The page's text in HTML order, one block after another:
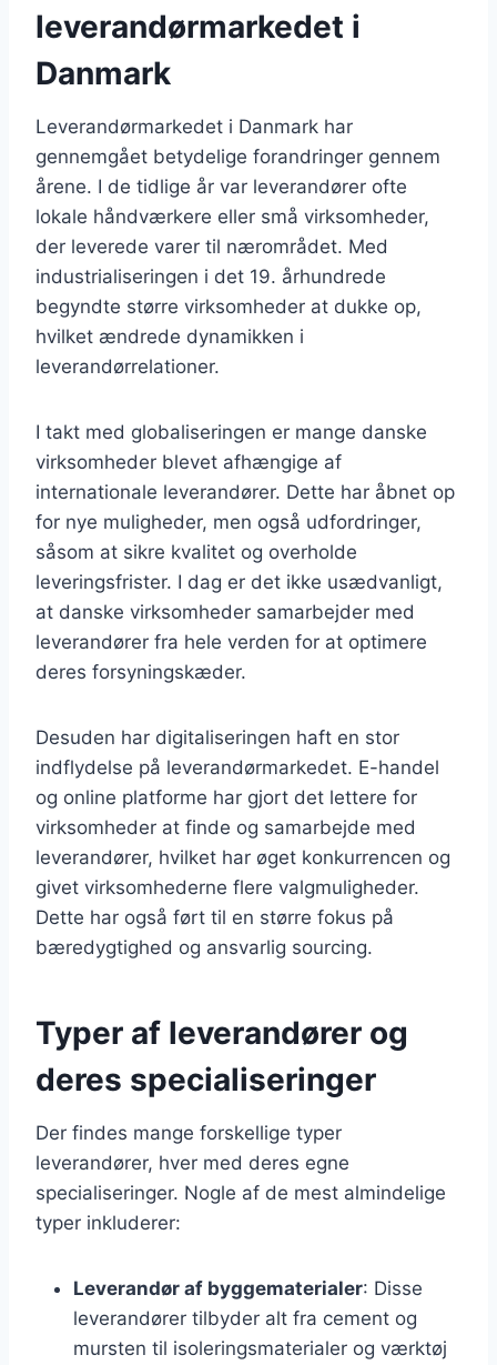
leverandørmarkedet i
Danmark
Leverandørmarkedet i Danmark har
gennemgået betydelige forandringer gennem
årene. I de tidlige år var leverandører ofte
lokale håndværkere eller små virksomheder,
der leverede varer til nærområdet. Med
industrialiseringen i det 19. århundrede
begyndte større virksomheder at dukke op,
hvilket ændrede dynamikken i
leverandørrelationer.
I takt med globaliseringen er mange danske
virksomheder blevet afhængige af
internationale leverandører. Dette har åbnet op
for nye muligheder, men også udfordringer,
såsom at sikre kvalitet og overholde
leveringsfrister. I dag er det ikke usædvanligt,
at danske virksomheder samarbejder med
leverandører fra hele verden for at optimere
deres forsyningskæder.
Desuden har digitaliseringen haft en stor
indflydelse på leverandørmarkedet. E-handel
og online platforme har gjort det lettere for
virksomheder at finde og samarbejde med
leverandører, hvilket har øget konkurrencen og
givet virksomhederne flere valgmuligheder.
Dette har også ført til en større fokus på
bæredygtighed og ansvarlig sourcing.
Typer af leverandører og
deres specialiseringer
Der findes mange forskellige typer
leverandører, hver med deres egne
specialiseringer. Nogle af de mest almindelige
typer inkluderer:
Leverandør af byggematerialer: Disse
leverandører tilbyder alt fra cement og
mursten til isoleringsmaterialer og værktøj